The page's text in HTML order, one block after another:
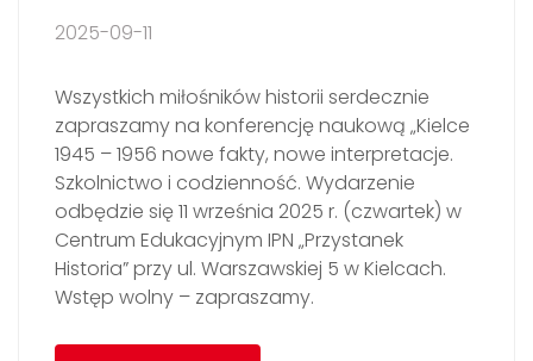
2025-09-11
Wszystkich miłośników historii serdecznie
zapraszamy na konferencję naukową „Kielce
1945 – 1956 nowe fakty, nowe interpretacje.
Szkolnictwo i codzienność. Wydarzenie
odbędzie się 11 września 2025 r. (czwartek) w
Centrum Edukacyjnym IPN „Przystanek
Historia” przy ul. Warszawskiej 5 w Kielcach.
Wstęp wolny – zapraszamy.